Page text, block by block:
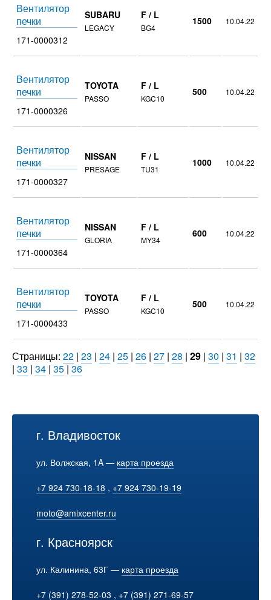
Вентилятор
печки
171-0000312
SUBARU
LEGACY
F / L
BG4
1500 10.04.22
Вентилятор
печки
171-0000326
TOYOTA
PASSO
F / L
KGC10
500 10.04.22
Вентилятор
печки
171-0000327
NISSAN
PRESAGE
F / L
TU31
1000 10.04.22
Вентилятор
печки
171-0000364
NISSAN
GLORIA
F / L
MY34
600 10.04.22
Вентилятор
печки
171-0000433
TOYOTA
PASSO
F / L
KGC10
500 10.04.22
Страницы: 22 | 23 | 24 | 25 | 26 | 27 | 28 | 29 | 30 | 31 | 32
| 33 | 34 | 35 | 36
г. Владивосток
ул. Волжская, 1A — карта проезда
+7 924 730-18-18 , +7 924 730-19-19
moto@amixcenter.ru
г. Красноярск
ул. Калинина, 63Г — карта проезда
+7 (391) 278-52-03 , +7 (391) 271-69-57